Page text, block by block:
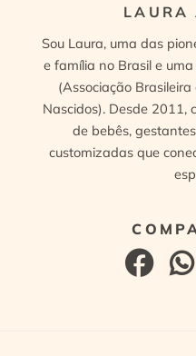
LAURA
Sou Laura, uma das
e família no Brasil e
(Associação
Nascidos). Desde 2011,
de bebês,
customizadas que